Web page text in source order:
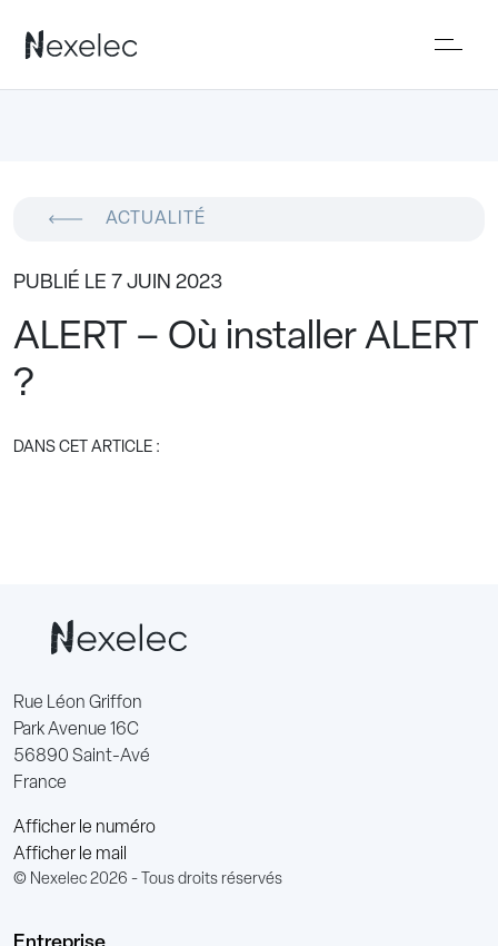
ACTUALITÉ
PUBLIÉ LE 7 JUIN 2023
ALERT – Où installer ALERT
?
DANS CET ARTICLE :
Rue Léon Griffon
Park Avenue 16C
56890 Saint-Avé
France
Afficher le numéro
Afficher le mail
© Nexelec 2026 - Tous droits réservés